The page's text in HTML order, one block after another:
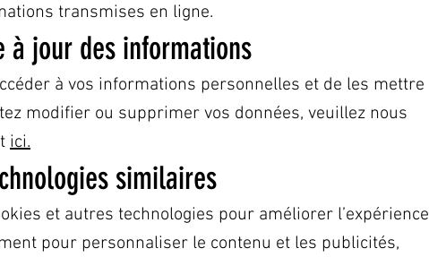
transmises en ligne.
à jour des informations
à vos informations personnelles et de les mettre
modifier ou supprimer vos données, veuillez nous
ici.
similaires
et autres technologies pour améliorer l’expérience
pour personnaliser le contenu et les publicités,